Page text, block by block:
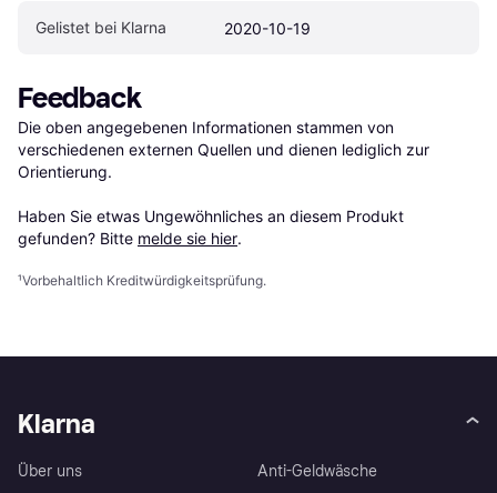
Gelistet bei Klarna 2020-10-19
Feedback
Die oben angegebenen Informationen stammen von
verschiedenen externen Quellen und dienen lediglich zur
Orientierung.
Haben Sie etwas Ungewöhnliches an diesem Produkt
gefunden? Bitte melde sie hier.
¹Vorbehaltlich Kreditwürdigkeitsprüfung.
Klarna
Über uns
Anti-Geldwäsche